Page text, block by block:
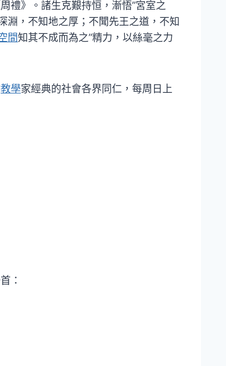
禮》。諸生克艱持恒，漸悟”宮室之
淵，不知地之厚；不聞先王之道，不知
間知其不成而為之”精力，以絲毫之力
教學家經典的社會各界同仁，每周日上
：